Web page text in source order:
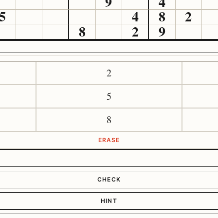
4 8 2
8 2 9
2
5
8
ERASE
CHECK
HINT